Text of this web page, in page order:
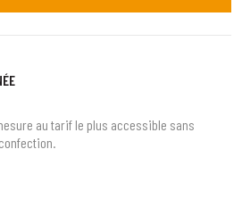
au tarif le plus accessible sans